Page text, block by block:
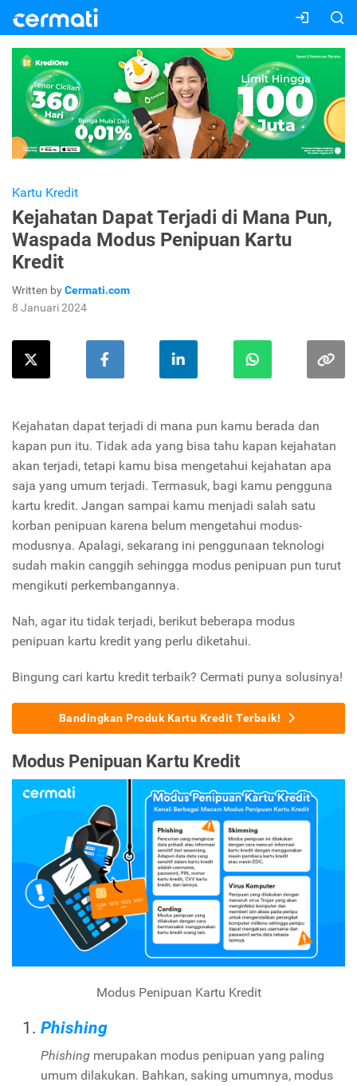
Kartu Kredit
Kejahatan Dapat Terjadi di Mana Pun,
Waspada Modus Penipuan Kartu
Kredit
Written byCermati.com
8 Januari 2024
Kejahatan dapat terjadi di mana pun kamu berada dan
kapan pun itu. Tidak ada yang bisa tahu kapan kejahatan
akan terjadi, tetapi kamu bisa mengetahui kejahatan apa
saja yang umum terjadi. Termasuk, bagi kamu pengguna
kartu kredit. Jangan sampai kamu menjadi salah satu
korban penipuan karena belum mengetahui modus-
modusnya. Apalagi, sekarang ini penggunaan teknologi
sudah makin canggih sehingga modus penipuan pun turut
mengikuti perkembangannya.
Nah, agar itu tidak terjadi, berikut beberapa modus
penipuan kartu kredit yang perlu diketahui.
Bingung cari kartu kredit terbaik? Cermati punya solusinya!
Bandingkan Produk Kartu Kredit Terbaik!
Modus Penipuan Kartu Kredit
Modus Penipuan Kartu Kredit
Phishing
Phishing merupakan modus penipuan yang paling
umum dilakukan. Bahkan, saking umumnya, modus